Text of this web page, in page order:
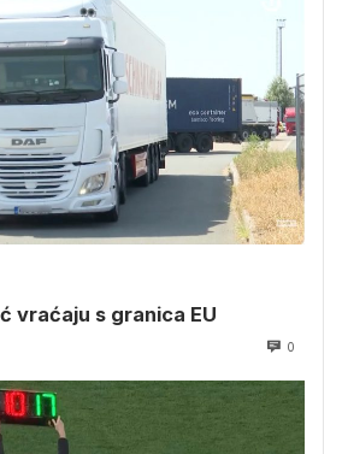
vraćaju s granica EU
0